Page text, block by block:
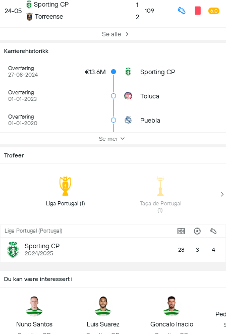
24-05
Sporting CP
Torreense
1
2
109 6.0
Se alle
Karrierehistorikk
Overføring
27-08-2024
€13.6M Sporting CP
Overføring
01-01-2023
Toluca
Overføring
01-01-2020
Puebla
Se mer
Trofeer
Taça de Portugal
(1)
Liga Portugal (Portugal)
Sporting CP
2024/2025 28 3 4
Du kan være interessert i
Nuno Santos Luis Suarez Goncalo Inacio